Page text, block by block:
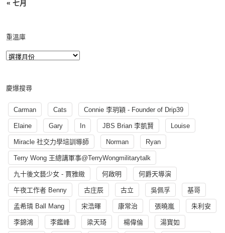
« 七月
重溫庫
慶爆搜尋
Carman Cats Connie 李玥穎 - Founder of Drip39
Elaine Gary In JBS Brian 李凱賢 Louise
Miracle 社交力學培訓導師 Norman Ryan
Terry Wong 王總講軍事@TerryWongmilitarytalk
九十後文藝少女 - 賈雅緻 何啟明 何爵天導演
午夜工作者 Benny 古庄辰 古立 吳佩孚 基哥
孟希璘 Ball Mang 宋浩暉 康常治 張曉嵐 朱利安
李錦鴻 李鑑峰 梁天琦 楊偉倫 湯寳如